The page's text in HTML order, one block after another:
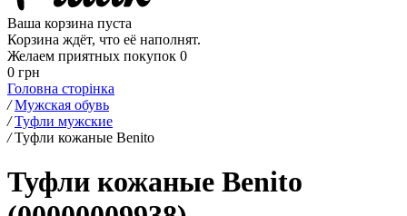
Ваша корзина пуста
Корзина ждёт, что её наполнят.
Желаем приятных покупок 0
0 грн
Головна сторінка
/ Мужская обувь
/ Туфли мужские
/ Туфли кожаные Benito
Туфли кожаные Benito